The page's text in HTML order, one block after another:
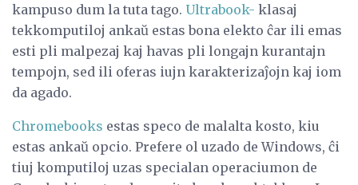
kampuso dum la tuta tago. Ultrabook- klasaj
tekkomputiloj ankaŭ estas bona elekto ĉar ili emas
esti pli malpezaj kaj havas pli longajn kurantajn
tempojn, sed ili oferas iujn karakterizaĵojn kaj iom
da agado.
Chromebooks estas speco de malalta kosto, kiu
estas ankaŭ opcio. Prefere ol uzado de Windows, ĉi
tiuj komputiloj uzas specialan operaciumon de